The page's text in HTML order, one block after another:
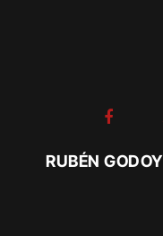
RUBÉN GODOY